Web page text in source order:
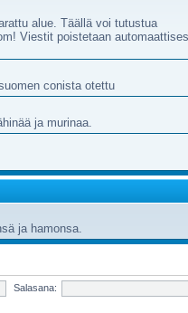
alue. Täällä voi tutustua
Viestit poistetaan
conista otettu
ja murinaa.
ja hamonsa.
Salasana: